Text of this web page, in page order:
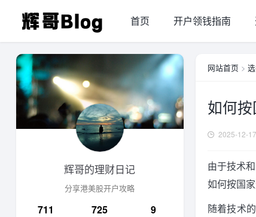
首页 开户领钱指南
网站首页 >
如何
2025-12-17
由于技术
如何按国
随着技术
辉哥的理财日记
分享港美股开户攻略
711 725 9